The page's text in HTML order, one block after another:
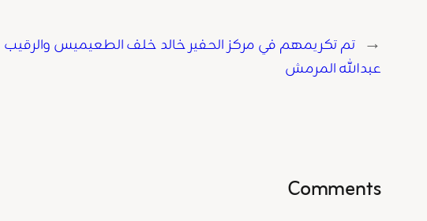
← تم تكريمهم في مركز الحفير خالد خلف الطعيميس والرقيب
عبدالله المرمش
Comments